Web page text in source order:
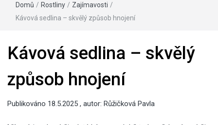
Domů / Rostliny / Zajímavosti /
Kávová sedlina – skvělý způsob hnojení
Kávová sedlina – skvělý
způsob hnojení
Publikováno 18.5.2025 , autor: Růžičková Pavla